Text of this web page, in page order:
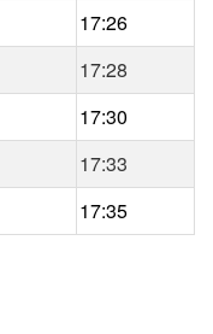
17:26
17:28
17:30
17:33
17:35